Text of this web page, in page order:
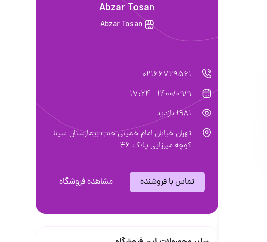
Abzar Tosan
Abzar Tosan
02166729561
1400/09/9 - 17:24
1981 بازدید
تهران خیابان امام خمینی جنب بیمارستان سینا
کوچه میرزایی پلاک 46
تماس با فروشنده مشاهده فروشگاه